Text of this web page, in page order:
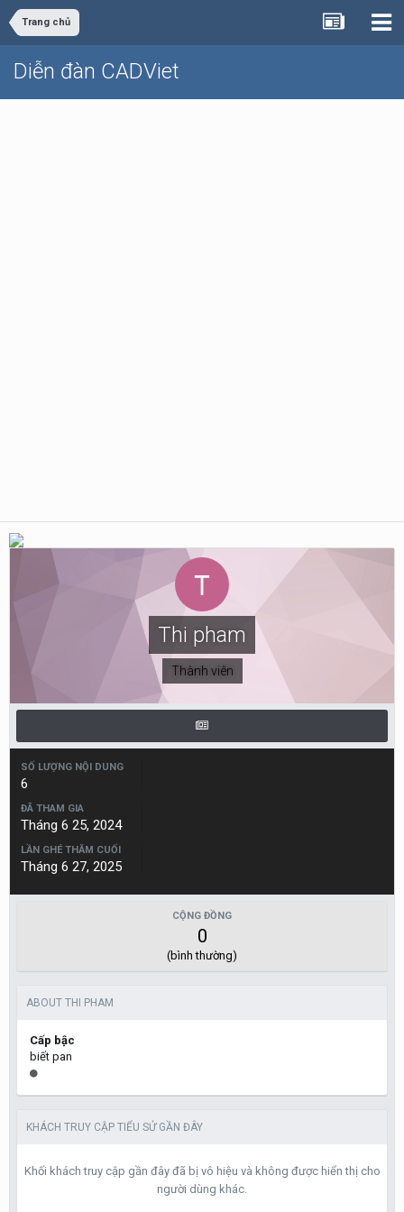
Trang chủ
Diễn đàn CADViet
Thi pham
Thành viên
SỐ LƯỢNG NỘI DUNG
6
ĐÃ THAM GIA
Tháng 6 25, 2024
LẦN GHÉ THĂM CUỐI
Tháng 6 27, 2025
CỘNG ĐỒNG
0
(bình thường)
ABOUT THI PHAM
Cấp bậc
biết pan
KHÁCH TRUY CẬP TIỂU SỬ GẦN ĐÂY
Khối khách truy cập gần đây đã bị vô hiệu và không được hiển thị cho
người dùng khác.